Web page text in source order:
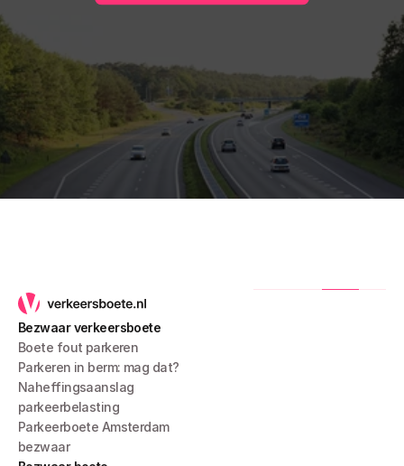
Bezwaar verkeersboete
Boete fout parkeren
Parkeren in berm: mag dat?
Naheffingsaanslag
parkeerbelasting
Parkeerboete Amsterdam
bezwaar